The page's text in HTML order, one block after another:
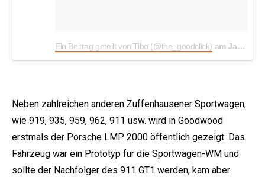
Ein Beitrag geteilt von Tibo (@the_goodclick) amJan 28, 2016 um 7:44 PST
Neben zahlreichen anderen Zuffenhausener Sportwagen,
wie 919, 935, 959, 962, 911 usw. wird in Goodwood
erstmals der Porsche LMP 2000 öffentlich gezeigt. Das
Fahrzeug war ein Prototyp für die Sportwagen-WM und
sollte der Nachfolger des 911 GT1 werden, kam aber